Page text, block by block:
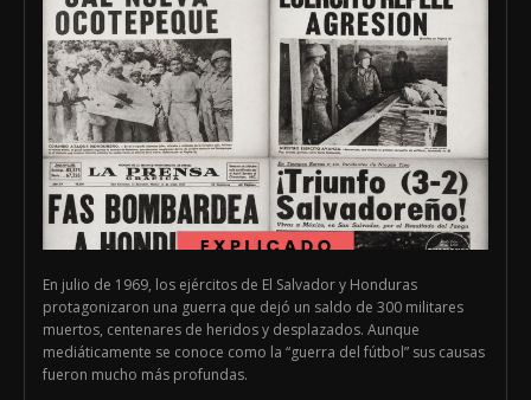
En julio de 1969, los ejércitos de El Salvador y Honduras
protagonizaron una guerra que dejó un saldo de 300 militares
muertos, centenares de heridos y desplazados. Aunque
mediáticamente se conoce como la “guerra del fútbol” sus causas
fueron mucho más profundas.